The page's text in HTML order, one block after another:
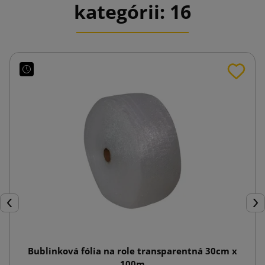
kategórii: 16
Späť
Bublinková fólia na role transparentná 30cm x